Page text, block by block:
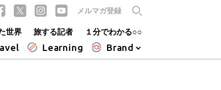
世界 旅する記者 １分でわかる○○
Learning Brand
メルマガ登録